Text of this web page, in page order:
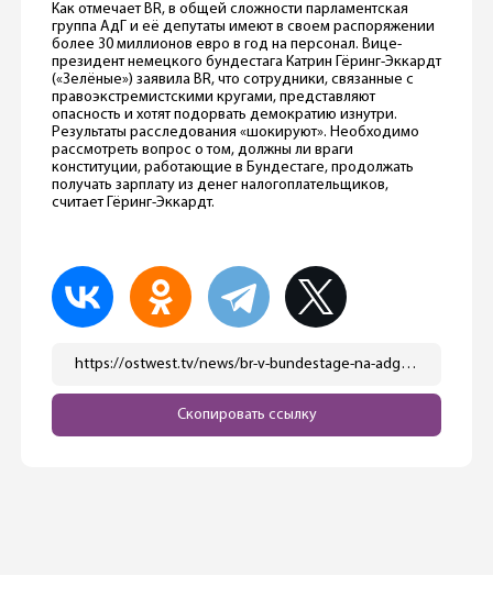
Как отмечает BR, в общей сложности парламентская
группа АдГ и её депутаты имеют в своем распоряжении
более 30 миллионов евро в год на персонал. Вице-
президент немецкого бундестага Катрин Гёринг-Эккардт
(«Зелёные») заявила BR, что сотрудники, связанные с
правоэкстремистскими кругами, представляют
опасность и хотят подорвать демократию изнутри.
Результаты расследования «шокируют». Необходимо
рассмотреть вопрос о том, должны ли враги
конституции, работающие в Бундестаге, продолжать
получать зарплату из денег налогоплательщиков,
считает Гёринг-Эккардт.
https://ostwest.tv/news/br-v-bundestage-na-adg-rabotajut-bolee-sotni-pravyh-ekstremistov/
Скопировать ссылку